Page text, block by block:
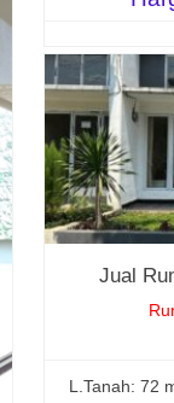
Jual
L.Tanah: 72